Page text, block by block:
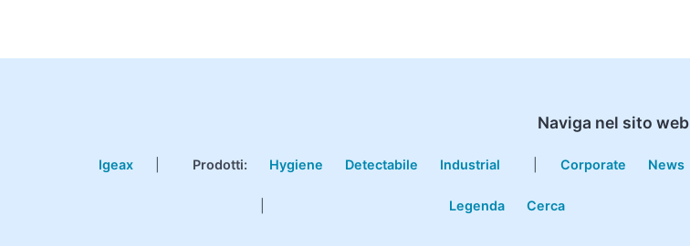
Naviga nel sito web
Igeax Prodotti: Hygiene Detectabile Industrial Corporate News
Legenda Cerca